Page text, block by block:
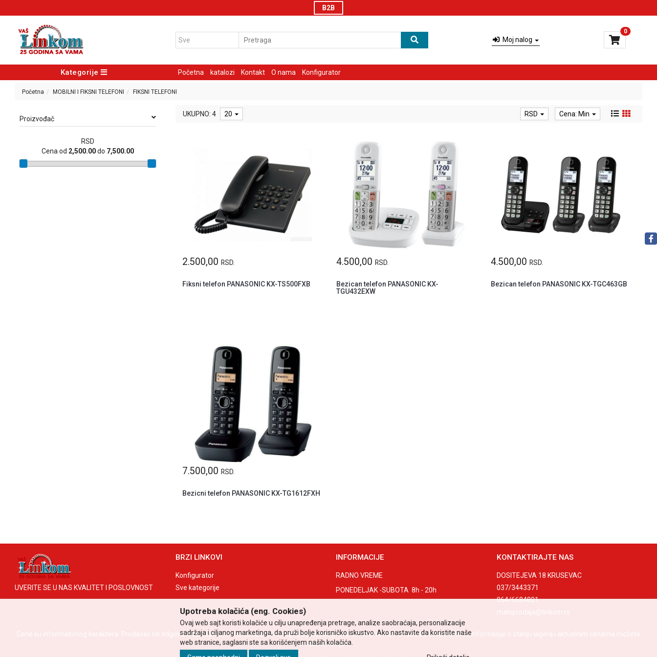
B2B
Moj nalog
0
Kategorije Početna katalozi Kontakt O nama Konfigurator
Početna MOBILNI I FIKSNI TELEFONI FIKSNI TELEFONI
Proizvođač
RSD
Cena od 2,500.00do 7,500.00
UKUPNO: 4 20 RSD Cena: Min
2.500,00 RSD.
Fiksni telefon PANASONIC KX-TS500FXB
4.500,00RSD.
Bezican telefon PANASONIC KX-
TGU432EXW
4.500,00 RSD.
Bezican telefon PANASONIC KX-TGC463GB
7.500,00 RSD.
Bezicni telefon PANASONIC KX-TG1612FXH
UVERITE SE U NAS KVALITET I POSLOVNOST
BRZI LINKOVI
Konfigurator
Sve kategorije
INFORMACIJE
RADNO VREME
PONEDELJAK -SUBOTA 8h - 20h
KONTAKTIRAJTE NAS
DOSITEJEVA 18 KRUSEVAC
037/3443371
064/6684801
Cene su informativnog karaktera. Prodavac ne odgovara za tačnost cena iskazanih na sajtu, zadržava pravo izmena cena. Ponudu za ostale artikle, informacije o stanju lagera i aktuelnim cenama možete
dobiti na upit.
Upotreba kolačića (eng. Cookies)
Ovaj web sajt koristi kolačiće u cilju unapređenja pretrage, analize saobraćaja, personalizacije
sadržaja i ciljanog marketinga, da pruži bolje korisničko iskustvo. Ako nastavite da koristite naše
web stranice, saglasni ste sa korišćenjem naših kolačića.